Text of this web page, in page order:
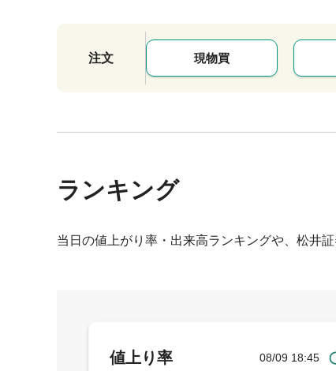
注文 現物買
ランキング
当日の値上がり率・出来高ランキングや、松井